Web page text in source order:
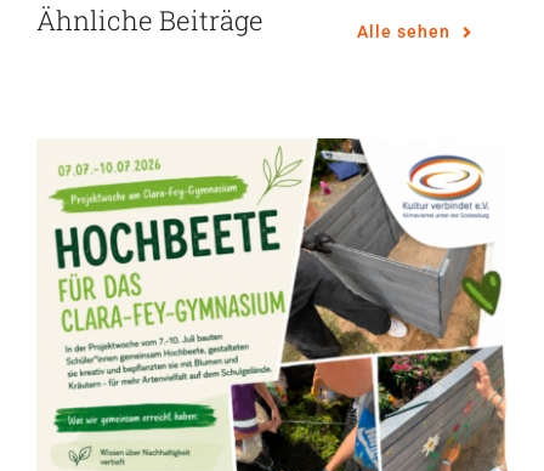
Ähnliche Beiträge Alle sehen